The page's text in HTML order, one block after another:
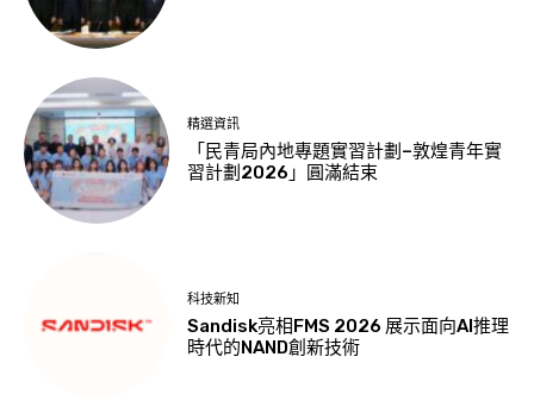
精選資訊
「民青局內地專題實習計劃–敦煌青年實
習計劃2026」圓滿結束
科技新知
Sandisk亮相FMS 2026 展示面向AI推理
時代的NAND創新技術